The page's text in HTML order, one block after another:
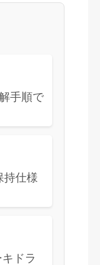
手順で
持仕様
ドラ